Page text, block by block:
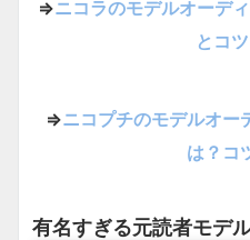
⇒ニコラのモデルオーデ
とコ
⇒ニコプチのモデルオー
は？コ
有名すぎる元読者モデ